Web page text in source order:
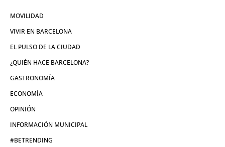
MOVILIDAD
VIVIR EN BARCELONA
EL PULSO DE LA CIUDAD
¿QUIÉN HACE BARCELONA?
GASTRONOMÍA
ECONOMÍA
OPINIÓN
INFORMACIÓN MUNICIPAL
#BETRENDING